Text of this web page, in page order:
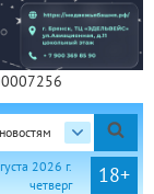
18+
2026 г.
четверг